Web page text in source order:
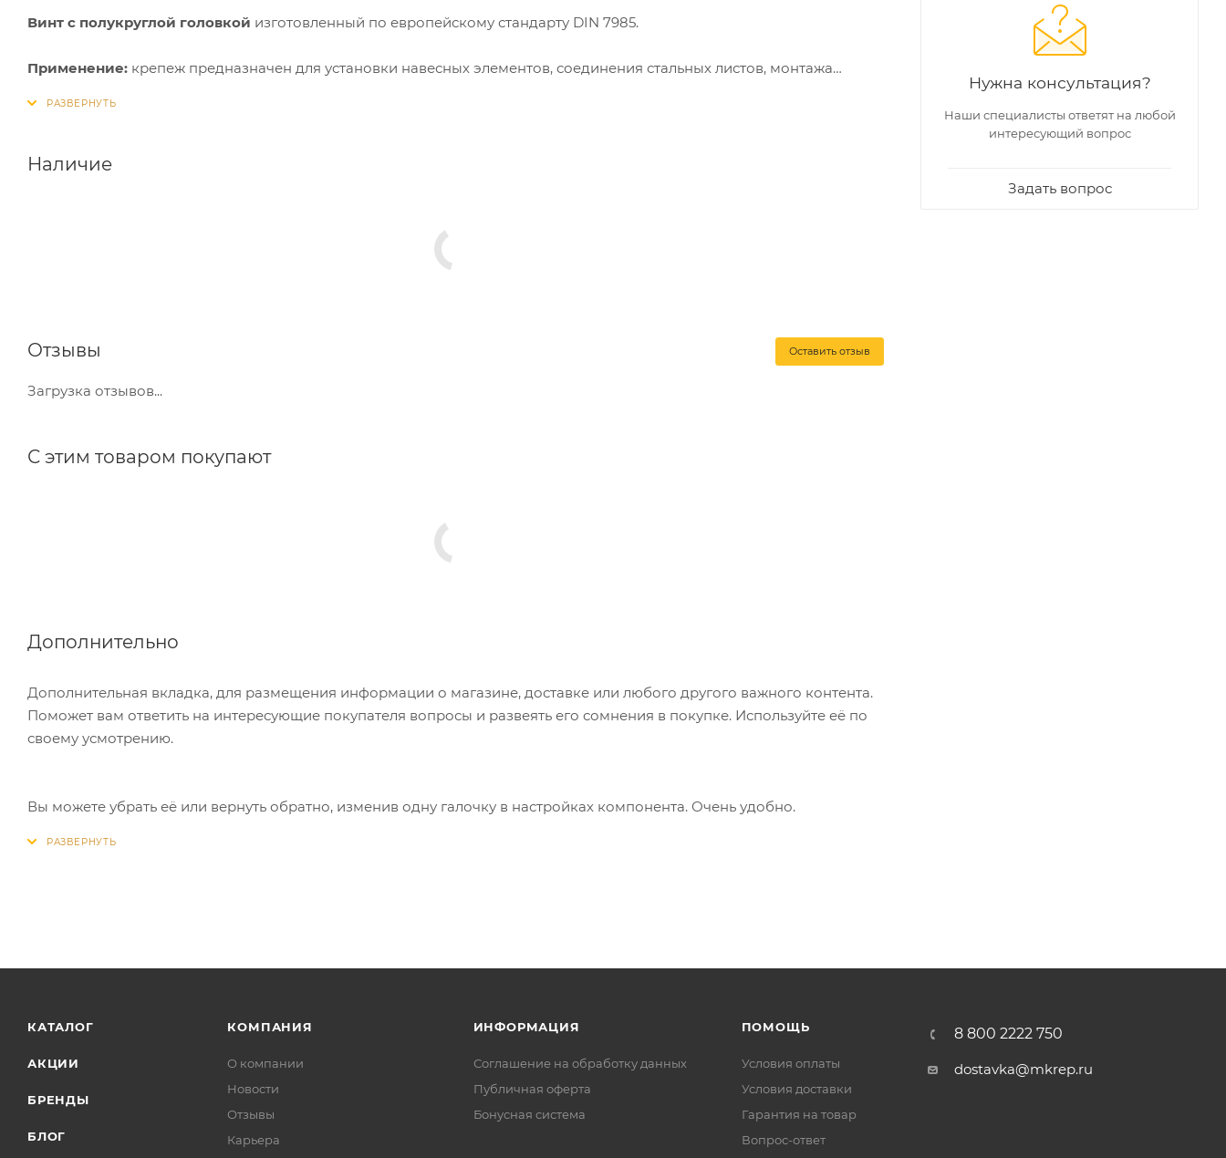
Винт с полукруглой головкой изготовленный по европейскому стандарту DIN 7985.
Применение: крепеж предназначен для установки навесных элементов, соединения стальных листов, монтажа
диаметром и глубиной.
Наличие
Отзывы Оставить отзыв
Загрузка отзывов...
С этим товаром покупают
Дополнительно
Дополнительная вкладка, для размещения информации о магазине, доставке или любого другого важного контента.
Поможет вам ответить на интересующие покупателя вопросы и развеять его сомнения в покупке. Используйте её по
своему усмотрению.
Вы можете убрать её или вернуть обратно, изменив одну галочку в настройках компонента. Очень удобно.
Нужна консультация?
Наши специалисты ответят на любой
интересующий вопрос
Задать вопрос
КАТАЛОГ
АКЦИИ
БРЕНДЫ
БЛОГ
КОМПАНИЯ
О компании
Новости
Отзывы
Карьера
ИНФОРМАЦИЯ
Соглашение на обработку данных
Публичная оферта
Бонусная система
ПОМОЩЬ
Условия оплаты
Условия доставки
Гарантия на товар
Вопрос-ответ
8 800 2222 750
dostavka@mkrep.ru